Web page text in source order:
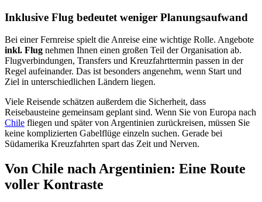
Inklusive Flug bedeutet weniger Planungsaufwand
Bei einer Fernreise spielt die Anreise eine wichtige Rolle. Angebote
inkl. Flug nehmen Ihnen einen großen Teil der Organisation ab.
Flugverbindungen, Transfers und Kreuzfahrttermin passen in der
Regel aufeinander. Das ist besonders angenehm, wenn Start und
Ziel in unterschiedlichen Ländern liegen.
Viele Reisende schätzen außerdem die Sicherheit, dass
Reisebausteine gemeinsam geplant sind. Wenn Sie von Europa nach
Chile fliegen und später von Argentinien zurückreisen, müssen Sie
keine komplizierten Gabelflüge einzeln suchen. Gerade bei
Südamerika Kreuzfahrten spart das Zeit und Nerven.
Von Chile nach Argentinien: Eine Route
voller Kontraste